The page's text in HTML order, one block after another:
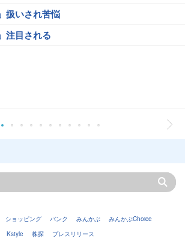
扱いされ苦悩
注目される
ショッピング バンク みんかぶ
みんかぶChoice
Kstyle
株探 プレスリリース